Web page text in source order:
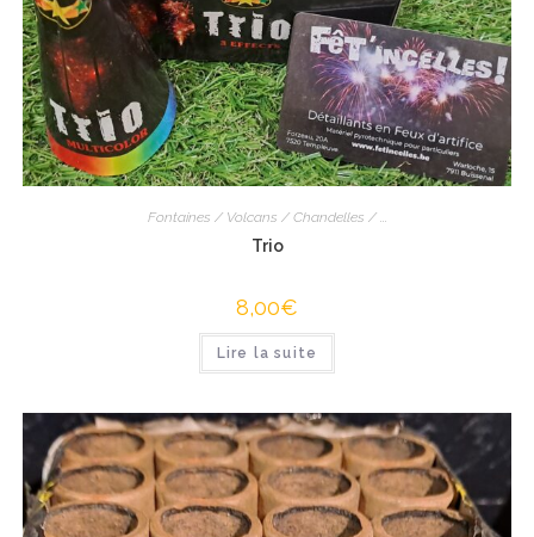
Fontaines / Volcans / Chandelles / ...
Trio
8,00€
Lire la suite